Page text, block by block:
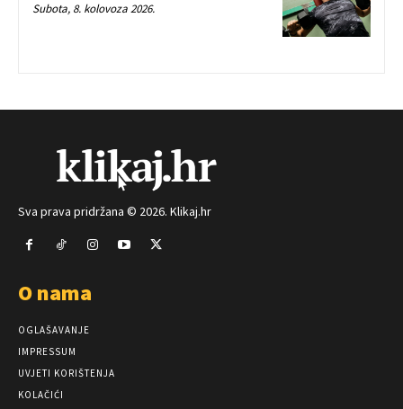
Subota, 8. kolovoza 2026.
Sva prava pridržana © 2026. Klikaj.hr
O nama
OGLAŠAVANJE
IMPRESSUM
UVJETI KORIŠTENJA
KOLAČIĆI